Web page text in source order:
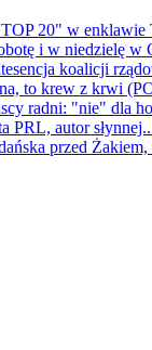
20" w enklawie
i w niedzielę w
koalicji
to krew z krwi
radni: "nie" dla
PRL, autor
przed